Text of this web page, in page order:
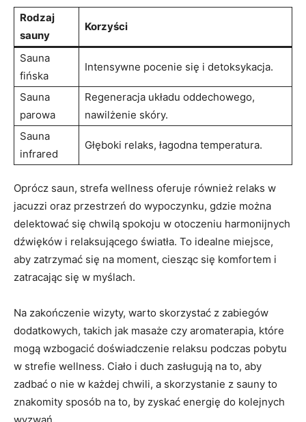
Rodzaj
sauny
Korzyści
Sauna
fińska
Intensywne pocenie się i detoksykacja.
Sauna
parowa
Regeneracja układu oddechowego,
nawilżenie skóry.
Sauna
infrared
Głęboki relaks, łagodna temperatura.
Oprócz saun, strefa wellness oferuje również relaks w
jacuzzi oraz przestrzeń do wypoczynku, gdzie można
delektować się chwilą spokoju w otoczeniu harmonijnych
dźwięków i relaksującego światła. To idealne miejsce,
aby zatrzymać się na moment, ciesząc się komfortem i
zatracając się w myślach.
Na zakończenie wizyty, warto skorzystać z zabiegów
dodatkowych, takich jak masaże czy aromaterapia, które
mogą wzbogacić doświadczenie relaksu podczas pobytu
w strefie wellness. Ciało i duch zasługują na to, aby
zadbać o nie w każdej chwili, a skorzystanie z sauny to
znakomity sposób na to, by zyskać energię do kolejnych